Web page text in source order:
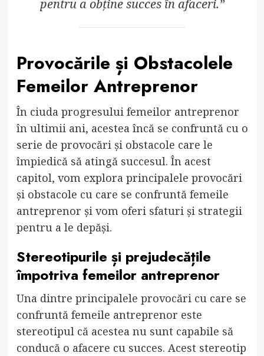
pentru a obține succes în afaceri.”
Provocările și Obstacolele
Femeilor Antreprenor
În ciuda progresului femeilor antreprenor
în ultimii ani, acestea încă se confruntă cu o
serie de provocări și obstacole care le
împiedică să atingă succesul. În acest
capitol, vom explora principalele provocări
și obstacole cu care se confruntă femeile
antreprenor și vom oferi sfaturi și strategii
pentru a le depăși.
Stereotipurile și prejudecățile
împotriva femeilor antreprenor
Una dintre principalele provocări cu care se
confruntă femeile antreprenor este
stereotipul că acestea nu sunt capabile să
conducă o afacere cu succes. Acest stereotip